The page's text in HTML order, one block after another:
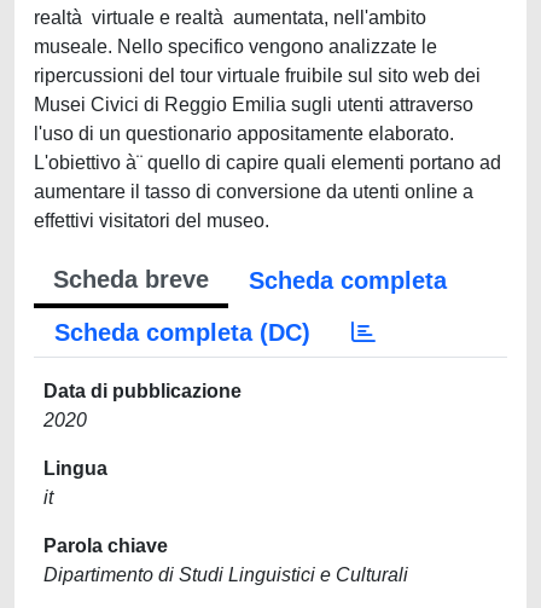
realtà virtuale e realtà aumentata, nell'ambito
museale. Nello specifico vengono analizzate le
ripercussioni del tour virtuale fruibile sul sito web dei
Musei Civici di Reggio Emilia sugli utenti attraverso
l'uso di un questionario appositamente elaborato.
L'obiettivo à¨ quello di capire quali elementi portano ad
aumentare il tasso di conversione da utenti online a
effettivi visitatori del museo.
Scheda breve
Scheda completa
Scheda completa (DC)
Data di pubblicazione
2020
Lingua
it
Parola chiave
Dipartimento di Studi Linguistici e Culturali